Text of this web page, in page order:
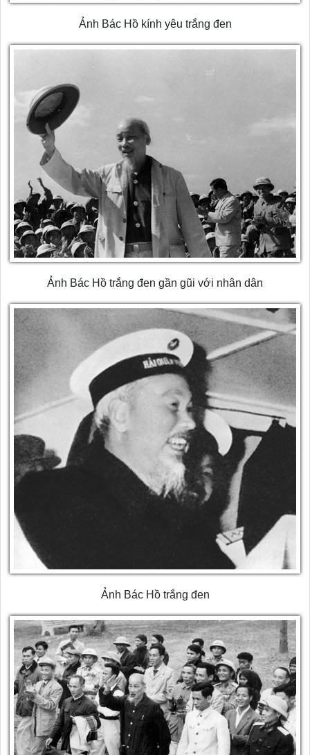
Ảnh Bác Hồ kính yêu trắng đen
Ảnh Bác Hồ trắng đen gần gũi với nhân dân
Ảnh Bác Hồ trắng đen